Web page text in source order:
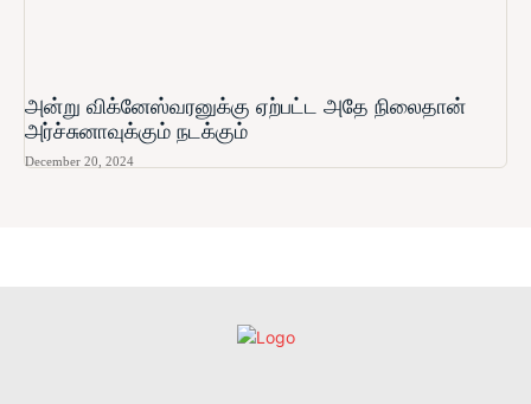
அன்று விக்னேஸ்வரனுக்கு ஏற்பட்ட அதே நிலைதான்
அர்ச்சுனாவுக்கும் நடக்கும்
December 20, 2024